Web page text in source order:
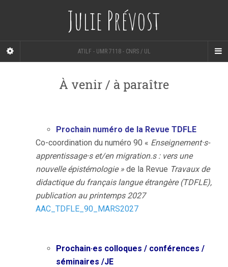
Julie Prévost
ATILF - UMR 7118 - CNRS / UL
À venir / à paraître
Prochain numéro de la Revue TDFLE
Co-coordination du numéro 90 « Enseignement·s-
apprentissage·s et/en migration.s : vers une
nouvelle épistémologie » de la Revue Travaux de
didactique du français langue étrangère (TDFLE),
publication au printemps 2027
AAC_TDFLE_90_MARS2027
Prochain·es colloques / conférences /
séminaires /JE